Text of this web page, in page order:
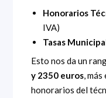
Honorarios
IVA)
Tasas
Esto nos da un
y 2350 euros,
honorarios del